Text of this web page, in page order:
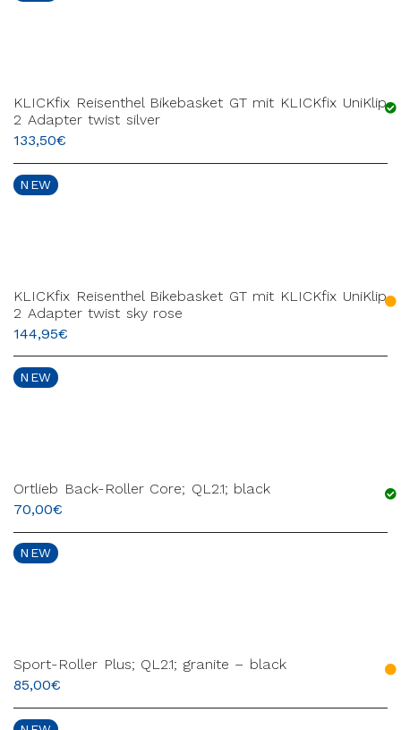
KLICKfix Reisenthel Bikebasket GT mit KLICKfix UniKlip
2 Adapter twist silver
133,50€
NEW
KLICKfix Reisenthel Bikebasket GT mit KLICKfix UniKlip
2 Adapter twist sky rose
144,95€
NEW
Ortlieb Back-Roller Core; QL2.1; black
70,00€
NEW
Sport-Roller Plus; QL2.1; granite – black
85,00€